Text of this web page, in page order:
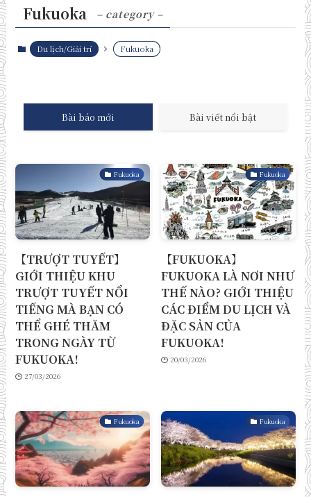
Fukuoka – category –
Du lịch/Giải trí Fukuoka
Bài báo mới Bài viết nổi bật
Fukuoka
【TRƯỢT TUYẾT】
GIỚI THIỆU KHU
TRƯỢT TUYẾT NỔI
TIẾNG MÀ BẠN CÓ
THỂ GHÉ THĂM
TRONG NGÀY TỪ
FUKUOKA!
27/03/2026
Fukuoka
【FUKUOKA】
FUKUOKA LÀ NƠI NHƯ
THẾ NÀO? GIỚI THIỆU
CÁC ĐIỂM DU LỊCH VÀ
ĐẶC SẢN CỦA
FUKUOKA!
20/03/2026
Fukuoka Fukuoka